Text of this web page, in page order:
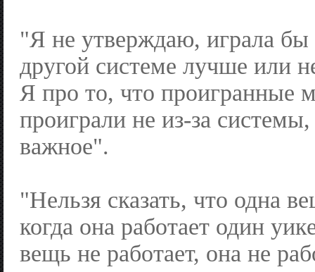
"Я не утверждаю, играла бы
другой системе лучше или
Я про то, что проигранные
проиграли не из-за
важное".
"Нельзя сказать, что одна
когда она работает один
вещь не работает, она не